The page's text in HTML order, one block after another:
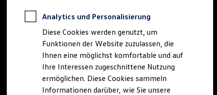
Bewerbungstipps
Eine Absage - was nun?
Anreise zu Interview oder AC
Kontakt und Hilfe
Barrierefrei bewerben
Triff unsere Recruiter
Events
Analytics und Personalisierung
Diese Cookies werden genutzt, um
Funktionen der Website zuzulassen, die
Ihnen eine möglichst komfortable und auf
Ihre Interessen zugeschnittene Nutzung
ermöglichen. Diese Cookies sammeln
Informationen darüber, wie Sie unsere